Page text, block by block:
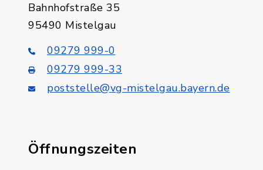
Bahnhofstraße 35
95490 Mistelgau
09279 999-0
09279 999-33
poststelle@vg-mistelgau.bayern.de
Öffnungszeiten